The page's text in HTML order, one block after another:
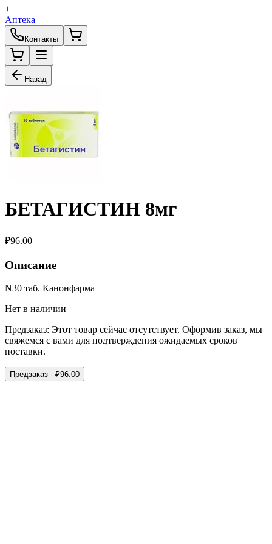
+
Аптека
Контакты
Назад
БЕТАГИСТИН 8мг
₽96.00
Описание
N30 таб. Канонфарма
Нет в наличии
Предзаказ: Этот товар сейчас отсутствует. Оформив заказ, мы
свяжемся с вами для подтверждения ожидаемых сроков
поставки.
Предзаказ - ₽96.00